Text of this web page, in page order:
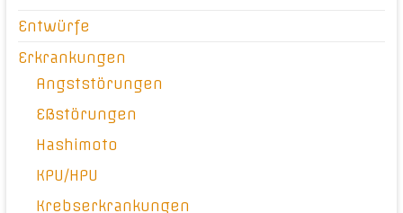
Entwürfe
Erkrankungen
Angststörungen
Eßstörungen
Hashimoto
KPU/HPU
Krebserkrankungen